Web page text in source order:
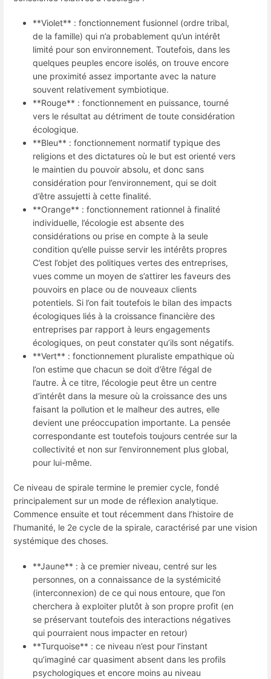
**Violet** : fonctionnement fusionnel (ordre tribal,
de la famille) qui n’a probablement qu’un intérêt
limité pour son environnement. Toutefois, dans les
quelques peuples encore isolés, on trouve encore
une proximité assez importante avec la nature
souvent relativement symbiotique.
**Rouge** : fonctionnement en puissance, tourné
vers le résultat au détriment de toute considération
écologique.
**Bleu** : fonctionnement normatif typique des
religions et des dictatures où le but est orienté vers
le maintien du pouvoir absolu, et donc sans
considération pour l’environnement, qui se doit
d’être assujetti à cette finalité.
**Orange** : fonctionnement rationnel à finalité
individuelle, l’écologie est absente des
considérations ou prise en compte à la seule
condition qu’elle puisse servir les intérêts propres
C’est l’objet des politiques vertes des entreprises,
vues comme un moyen de s’attirer les faveurs des
pouvoirs en place ou de nouveaux clients
potentiels. Si l’on fait toutefois le bilan des impacts
écologiques liés à la croissance financière des
entreprises par rapport à leurs engagements
écologiques, on peut constater qu’ils sont négatifs.
**Vert** : fonctionnement pluraliste empathique où
l’on estime que chacun se doit d’être l’égal de
l’autre. À ce titre, l’écologie peut être un centre
d’intérêt dans la mesure où la croissance des uns
faisant la pollution et le malheur des autres, elle
devient une préoccupation importante. La pensée
correspondante est toutefois toujours centrée sur la
collectivité et non sur l’environnement plus global,
pour lui-même.
Ce niveau de spirale termine le premier cycle, fondé
principalement sur un mode de réflexion analytique.
Commence ensuite et tout récemment dans l’histoire de
l’humanité, le 2e cycle de la spirale, caractérisé par une vision
systémique des choses.
**Jaune** : à ce premier niveau, centré sur les
personnes, on a connaissance de la systémicité
(interconnexion) de ce qui nous entoure, que l’on
cherchera à exploiter plutôt à son propre profit (en
se préservant toutefois des interactions négatives
qui pourraient nous impacter en retour)
**Turquoise** : ce niveau n’est pour l’instant
qu’imaginé car quasiment absent dans les profils
psychologiques et encore moins au niveau